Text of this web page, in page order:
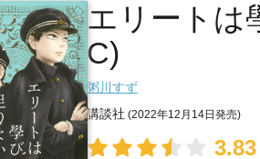
エリートは
C)
粥川すず
講談社 (2022年12月14日発売)
3.83